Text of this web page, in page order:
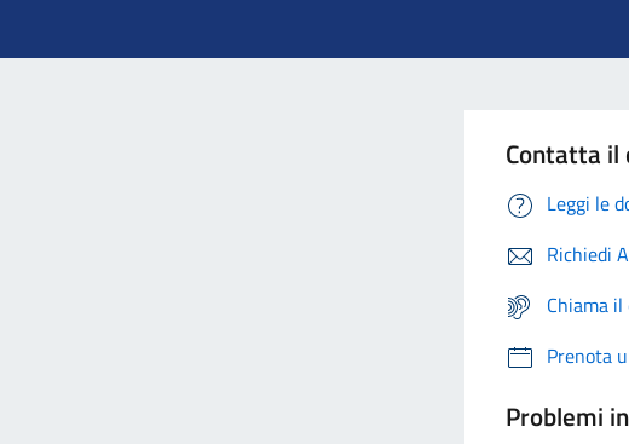
Contatta il
Leggi le
Richiedi
Chiama
Prenota
Problemi